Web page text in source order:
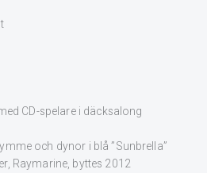
CD-spelare i däcksalong
och dynor i blå ”Sunbrella”
Raymarine, byttes 2012